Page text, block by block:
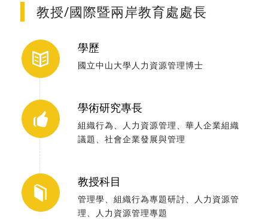
教授/國際暨兩岸教育處處長
學歷
國立中山大學人力資源管理博士
學術研究專長
組織行為、人力資源管理、華人企業組織
議題、社會企業發展與管理
教授科目
管理學、組織行為專題研討、人力資源管
理、人力資源管理專題